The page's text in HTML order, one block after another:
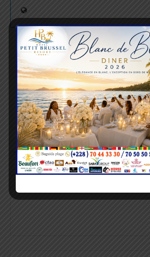
article précédent
TOGO : DÉCÈS DE MGR
article suivant
MUSIQUE : QUEL AVENIR POUR
CONII GANGSTER ?
LAISSER UN